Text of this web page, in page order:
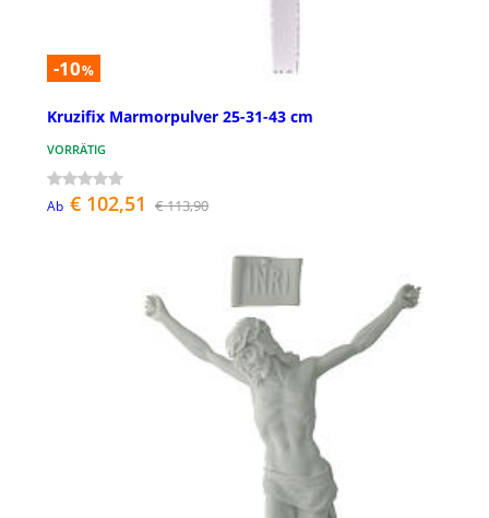
-10%
Kruzifix Marmorpulver 25-31-43 cm
VORRÄTIG
Ab € 102,51 € 113,90